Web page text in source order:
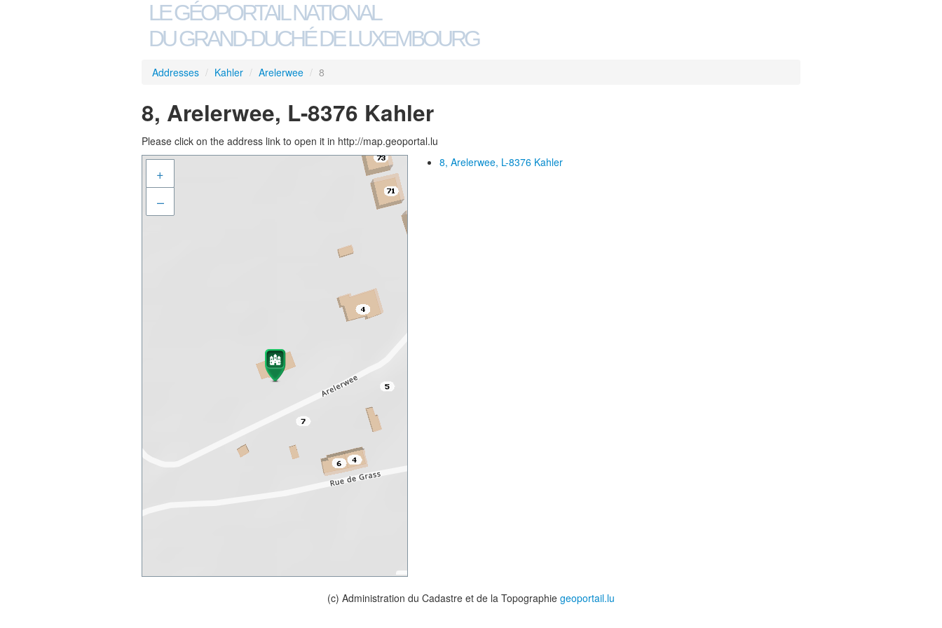
LE GÉOPORTAIL NATIONAL
DU GRAND-DUCHÉ DE LUXEMBOURG
Addresses / Kahler / Arelerwee / 8
8, Arelerwee, L-8376 Kahler
Please click on the address link to open it in http://map.geoportal.lu
+
–
8, Arelerwee, L-8376 Kahler
(c) Administration du Cadastre et de la Topographie geoportail.lu